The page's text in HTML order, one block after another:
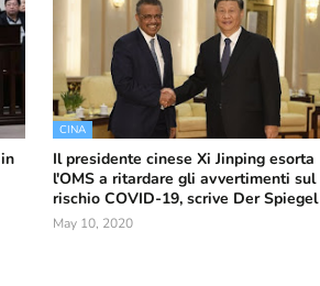
CINA
Il presidente cinese Xi Jinping esorta
l'OMS a ritardare gli avvertimenti sul
rischio COVID-19, scrive Der Spiegel
May 10, 2020